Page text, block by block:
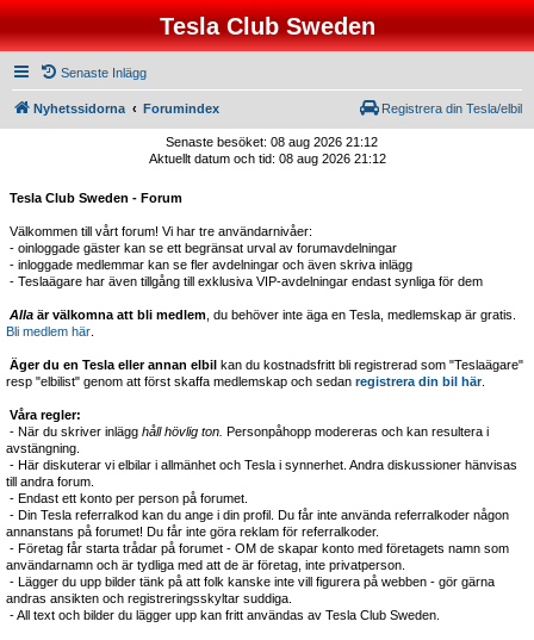
Tesla Club Sweden
Senaste Inlägg
Nyhetssidorna Forumindex Registrera din Tesla/elbil
Senaste besöket: 08 aug 2026 21:12
Aktuellt datum och tid: 08 aug 2026 21:12
Tesla Club Sweden - Forum
Välkommen till vårt forum! Vi har tre användarnivåer:
- oinloggade gäster kan se ett begränsat urval av forumavdelningar
- inloggade medlemmar kan se fler avdelningar och även skriva inlägg
- Teslaägare har även tillgång till exklusiva VIP-avdelningar endast synliga för dem
Alla är välkomna att bli medlem , du behöver inte äga en Tesla, medlemskap är gratis.
Bli medlem här
Äger du en Tesla eller annan elbil kan du kostnadsfritt bli registrerad som "Teslaägare"
resp "elbilist" genom att först skaffa medlemskap och sedan registrera din bil här.
Våra regler:
- När du skriver inlägg håll hövlig ton. Personpåhopp modereras och kan resultera i
avstängning.
- Här diskuterar vi elbilar i allmänhet och Tesla i synnerhet. Andra diskussioner hänvisas
till andra forum.
- Endast ett konto per person på forumet.
- Din Tesla referralkod kan du ange i din profil. Du får inte använda referralkoder någon
annanstans på forumet! Du får inte göra reklam för referralkoder.
- Företag får starta trådar på forumet - OM de skapar konto med företagets namn som
användarnamn och är tydliga med att de är företag, inte privatperson.
- Lägger du upp bilder tänk på att folk kanske inte vill figurera på webben - gör gärna
andras ansikten och registreringsskyltar suddiga.
- All text och bilder du lägger upp kan fritt användas av Tesla Club Sweden.